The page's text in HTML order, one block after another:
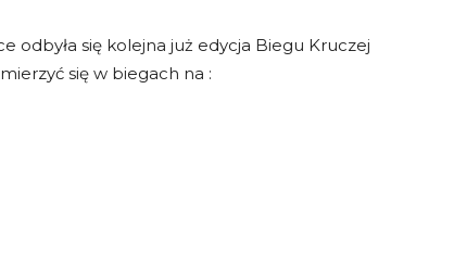
odbyła się kolejna już edycja Biegu Kruczej
się w biegach na :